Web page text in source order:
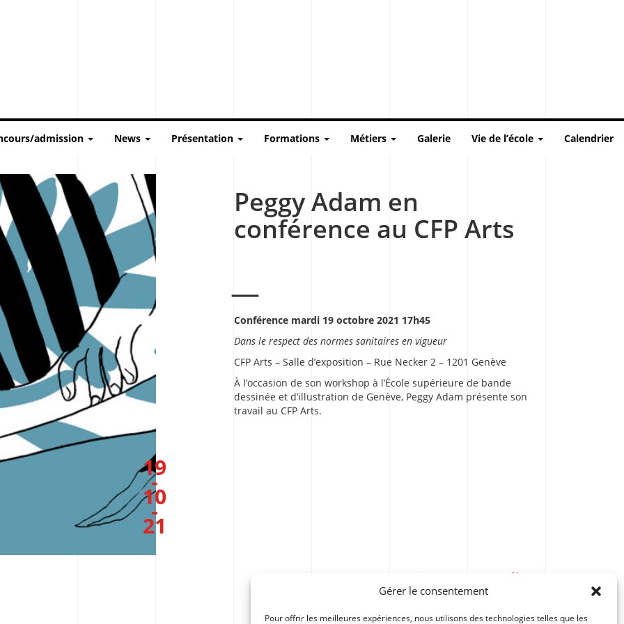
Gérer le consentement
Pour offrir les meilleures expériences, nous utilisons des technologies telles que les
admission News Présentation Formations Métiers Galerie Vie de l’école Calendrier
19
-
10
-
21
Peggy Adam en
conférence au CFP Arts
Conférence mardi 19 octobre 2021 17h45
Dans le respect des normes sanitaires en vigueur
CFP Arts – Salle d’exposition – Rue Necker 2 – 1201 Genève
À l’occasion de son workshop à l’École supérieure de bande
dessinée et d’illustration de Genève, Peggy Adam présente son
travail au CFP Arts.
Pierre Wazem en conférence au CFP Arts